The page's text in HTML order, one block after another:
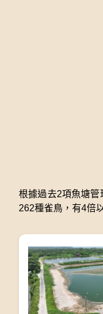
根據過去2項魚塘
262種雀鳥，有4倍